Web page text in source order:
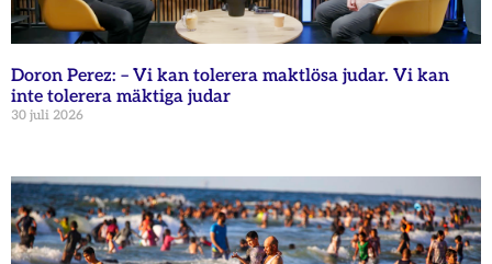
Doron Perez: – Vi kan tolerera maktlösa judar. Vi kan
inte tolerera mäktiga judar
30 juli 2026